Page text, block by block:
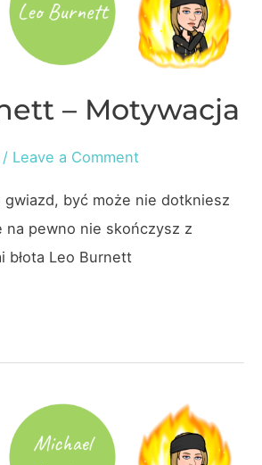
– Motywacja
/ Leave a Comment
gwiazd, być może nie dotkniesz
na pewno nie skończysz z
błota Leo Burnett